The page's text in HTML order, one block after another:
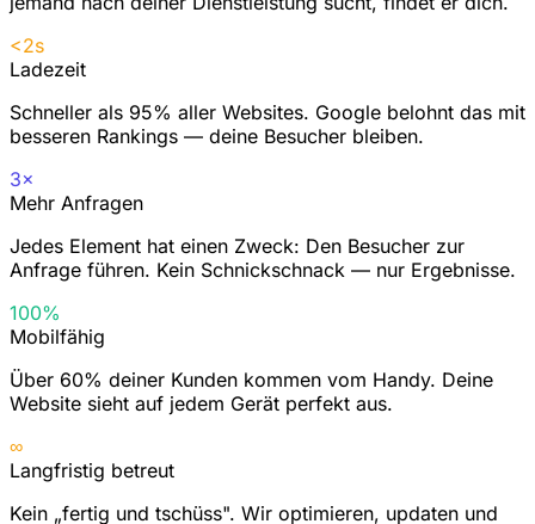
<2s
Ladezeit
Schneller als 95% aller Websites. Google belohnt das mit
besseren Rankings — deine Besucher bleiben.
3×
Mehr Anfragen
Jedes Element hat einen Zweck: Den Besucher zur
Anfrage führen. Kein Schnickschnack — nur Ergebnisse.
100%
Mobilfähig
Über 60% deiner Kunden kommen vom Handy. Deine
Website sieht auf jedem Gerät perfekt aus.
∞
Langfristig betreut
Kein „fertig und tschüss". Wir optimieren, updaten und